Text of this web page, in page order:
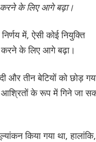
करने के लिए आगे बढ़ा।
में, ऐसी कोई नियुक्ति
करने के लिए आगे बढ़ा।
और तीन बेटियों को छोड़
आश्रितों के रूप में गिने जा
किया गया था, हालांकि,